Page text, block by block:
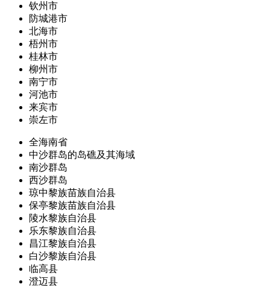
钦州市
防城港市
北海市
梧州市
桂林市
柳州市
南宁市
河池市
来宾市
崇左市
全海南省
中沙群岛的岛礁及其海域
南沙群岛
西沙群岛
琼中黎族苗族自治县
保亭黎族苗族自治县
陵水黎族自治县
乐东黎族自治县
昌江黎族自治县
白沙黎族自治县
临高县
澄迈县